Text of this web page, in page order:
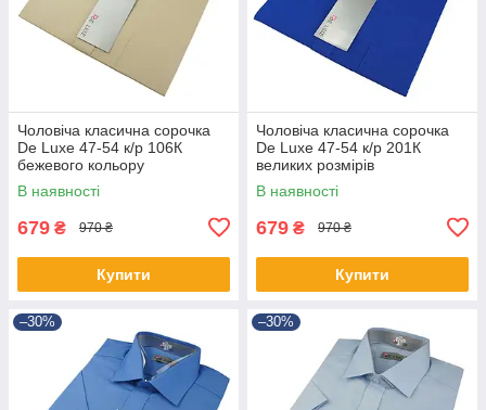
Чоловіча класична сорочка
De Luxe 47-54 к/р 106К
бежевого кольору
В наявності
679 ₴ 970 ₴
Купити
Чоловіча класична сорочка
De Luxe 47-54 к/р 201К
великих розмірів
В наявності
679 ₴ 970 ₴
Купити
–30% –30%